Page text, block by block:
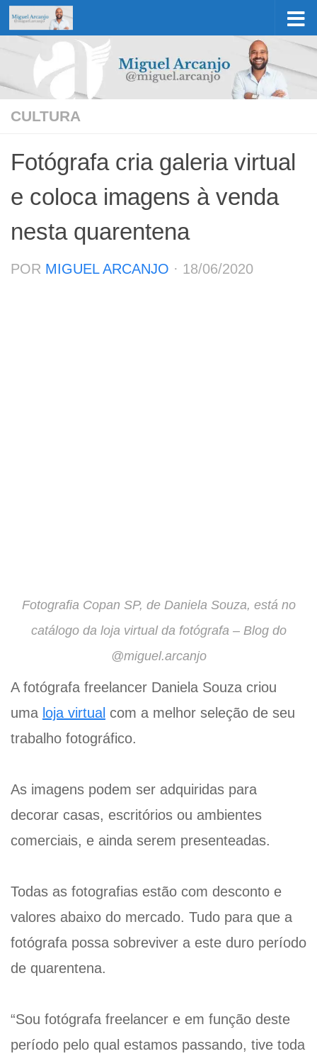
Skip to content
CULTURA
Fotógrafa cria galeria virtual
e coloca imagens à venda
nesta quarentena
POR MIGUEL ARCANJO · 18/06/2020
Fotografia Copan SP, de Daniela Souza, está no
catálogo da loja virtual da fotógrafa – Blog do
@miguel.arcanjo
A fotógrafa freelancer Daniela Souza criou
uma loja virtual com a melhor seleção de seu
trabalho fotográfico.
As imagens podem ser adquiridas para
decorar casas, escritórios ou ambientes
comerciais, e ainda serem presenteadas.
Todas as fotografias estão com desconto e
valores abaixo do mercado. Tudo para que a
fotógrafa possa sobreviver a este duro período
de quarentena.
“Sou fotógrafa freelancer e em função deste
período pelo qual estamos passando, tive toda